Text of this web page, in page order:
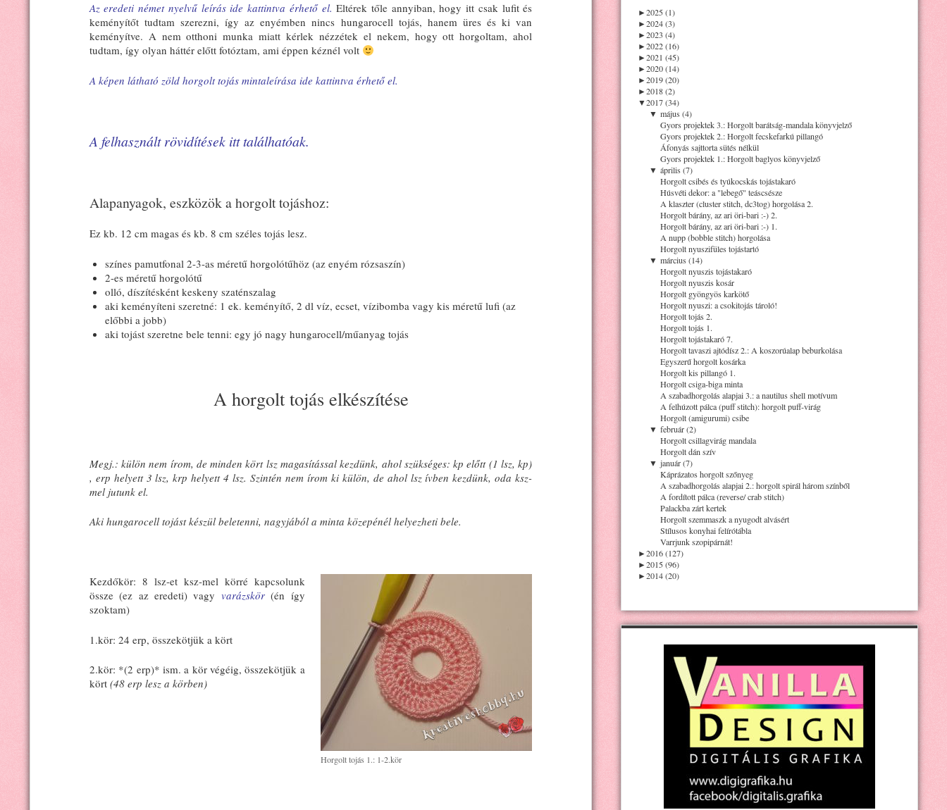
Az eredeti német nyelvű leírás ide kattintva érhető el. Eltérek tőle annyiban, hogy itt csak lufit és
keményítőt tudtam szerezni, így az enyémben nincs hungarocell tojás, hanem üres és ki van
keményítve. A nem otthoni munka miatt kérlek nézzétek el nekem, hogy ott horgoltam, ahol
tudtam, így olyan háttér előtt fotóztam, ami éppen kéznél volt
A képen látható zöld horgolt tojás mintaleírása ide kattintva érhető el.
A felhasznált rövidítések itt találhatóak.
Alapanyagok, eszközök a horgolt tojáshoz:
Ez kb. 12 cm magas és kb. 8 cm széles tojás lesz.
színes pamutfonal 2-3-as méretű horgolótűhöz (az enyém rózsaszín)
2-es méretű horgolótű
olló, díszítésként keskeny szaténszalag
aki keményíteni szeretné: 1 ek. keményítő, 2 dl víz, ecset, vízibomba vagy kis méretű lufi (az
előbbi a jobb)
aki tojást szeretne bele tenni: egy jó nagy hungarocell/műanyag tojás
A horgolt tojás elkészítése
Megj.: külön nem írom, de minden kört lsz magasítással kezdünk, ahol szükséges: kp előtt (1 lsz, kp)
, erp helyett 3 lsz, krp helyett 4 lsz. Szintén nem írom ki külön, de ahol lsz ívben kezdünk, oda ksz-
mel jutunk el.
Aki hungarocell tojást készül beletenni, nagyjából a minta közepénél helyezheti bele.
Horgolt tojás 1.: 1-2.kör
Kezdőkör: 8 lsz-et ksz-mel körré kapcsolunk
össze (ez az eredeti) vagy varázskör(én így
szoktam)
1.kör: 24 erp, összekötjük a kört
2.kör: *(2 erp)* ism. a kör végéig, összekötjük a
kört (48 erp lesz a körben)
►2025 (1)
►2024 (3)
►2023 (4)
►2022 (16)
►2021 (45)
►2020 (14)
►2019 (20)
►2018 (2)
▼2017 (34)
▼ május (4)
Gyors projektek 3.: Horgolt barátság-mandala könyvjelző
Gyors projektek 2.: Horgolt fecskefarkú pillangó
Áfonyás sajttorta sütés nélkül
Gyors projektek 1.: Horgolt baglyos könyvjelző
▼ április (7)
Horgolt csibés és tyúkocskás tojástakaró
Húsvéti dekor: a "lebegő" teáscsésze
A klaszter (cluster stitch, dc3tog) horgolása 2.
Horgolt bárány, az ari öri-bari :-) 2.
Horgolt bárány, az ari öri-bari :-) 1.
A nupp (bobble stitch) horgolása
Horgolt nyuszifüles tojástartó
▼ március (14)
Horgolt nyuszis tojástakaró
Horgolt nyuszis kosár
Horgolt gyöngyös karkötő
Horgolt nyuszi: a csokitojás tároló!
Horgolt tojás 2.
Horgolt tojás 1.
Horgolt tojástakaró 7.
Horgolt tavaszi ajtódísz 2.: A koszorúalap beburkolása
Egyszerű horgolt kosárka
Horgolt kis pillangó 1.
Horgolt csiga-biga minta
A szabadhorgolás alapjai 3.: a nautilus shell motívum
A felhúzott pálca (puff stitch): horgolt puff-virág
Horgolt (amigurumi) csibe
▼ február (2)
Horgolt csillagvirág mandala
Horgolt dán szív
▼ január (7)
Káprázatos horgolt szőnyeg
A szabadhorgolás alapjai 2.: horgolt spirál három színből
A fordított pálca (reverse/ crab stitch)
Palackba zárt kertek
Horgolt szemmaszk a nyugodt alvásért
Stílusos konyhai felírótábla
Varrjunk szopipárnát!
►2016 (127)
►2015 (96)
►2014 (20)